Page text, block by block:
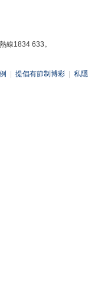
線1834 633。
提倡有節制博彩 私